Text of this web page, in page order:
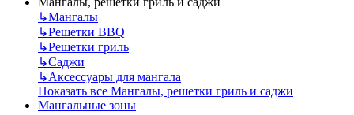
↳Мангалы
↳Решетки BBQ
↳Решетки гриль
↳Саджи
↳Аксессуары для мангала
Показать все Мангалы, решетки гриль и саджи
Мангальные зоны